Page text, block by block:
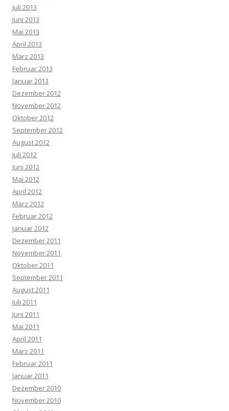
Juli 2013
Juni 2013
Mai 2013
April 2013
März 2013
Februar 2013
Januar 2013
Dezember 2012
November 2012
Oktober 2012
September 2012
August 2012
Juli 2012
Juni 2012
Mai 2012
April 2012
März 2012
Februar 2012
Januar 2012
Dezember 2011
November 2011
Oktober 2011
September 2011
August 2011
Juli 2011
Juni 2011
Mai 2011
April 2011
März 2011
Februar 2011
Januar 2011
Dezember 2010
November 2010